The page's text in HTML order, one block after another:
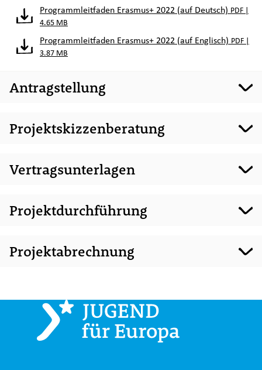
Programmleitfaden Erasmus+ 2022 (auf Deutsch) PDF |
4.65 MB
Programmleitfaden Erasmus+ 2022 (auf Englisch) PDF |
3.87 MB
Antragstellung
Projektskizzenberatung
Vertragsunterlagen
Projektdurchführung
Projektabrechnung